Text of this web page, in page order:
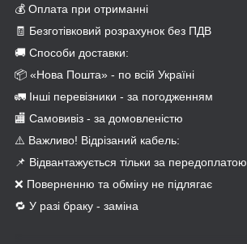
💰 Оплата при отриманні
🧾 Безготівковий розрахунок без ПДВ
🚚 Способи доставки:
📦 «Нова Пошта» - по всій Україні
🚛 Інші перевізники - за погодженням
🏬 Самовивіз - за домовленістю
⚠️ Важливо! Відрізаний кабель:
📌 Відвантажується тільки за передоплатою
❌ Поверненню та обміну не підлягає
🔁 У разі браку - заміна